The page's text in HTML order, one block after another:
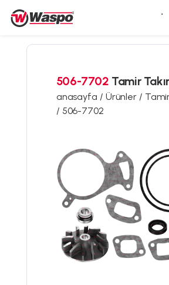
506-7702 Tamir
anasayfa / Ürünler /
/ 506-7702